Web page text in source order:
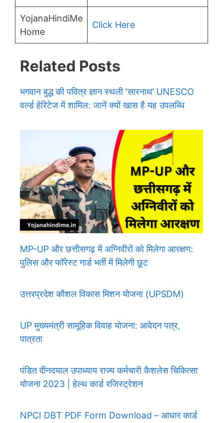
YojanaHindiMe
Home
Click Here
Related Posts
भगवान बुद्ध की पवित्र ज्ञान स्थली ‘सारनाथ’ UNESCO
वर्ल्ड हेरिटेज में शामिल: जानें क्यों खास है यह उपलब्धि
MP-UP और छत्तीसगढ़ में अग्निवीरों को मिलेगा आरक्षण:
पुलिस और फॉरेस्ट गार्ड भर्ती में मिलेगी छूट
उत्तरप्रदेश कौशल विकास मिशन योजना (UPSDM)
UP मुख्यमंत्री सामूहिक विवाह योजना: आवेदन पत्र,
पात्रता
पंडित दीनदयाल उपाध्याय राज्य कर्मचारी कैशलेस चिकित्सा
योजना 2023 | हेल्थ कार्ड रजिस्ट्रेशन
NPCI DBT PDF Form Download – आधार कार्ड